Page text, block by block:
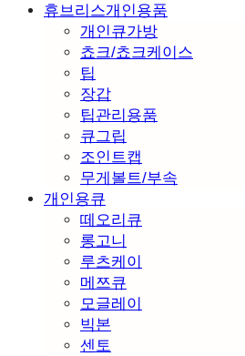
휴브리스개인용품
개인큐가방
쵸크/쵸크케이스
팁
장갑
팁관리용품
큐그립
조인트캡
무게볼트/부속
개인용큐
떼오리큐
롱고니
루츠케이
메쯔큐
모글레이
빅본
센토